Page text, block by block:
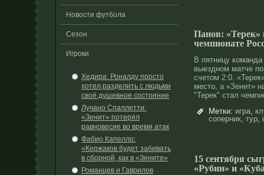
Новости футбола
Сезон
Игроки
Хедира: Роналду просто
хотел разделить с людьми
своё душевное состояние
Лучано Спаллетти:
«Зенит» потерял
равновесие во время атак
Фабио Капелло:
«Кержаков будет забивать
в сборной, как в «Зените»
Романцев и Гаврилов
Панов: «Терек»
чемпионате
В пятницу команда
выездном матче
счетом 2:0.
место, а «Зенит»
"Терек" стал
Метки: игра,
соперник, тур,
15 сентября
«Рубин» и